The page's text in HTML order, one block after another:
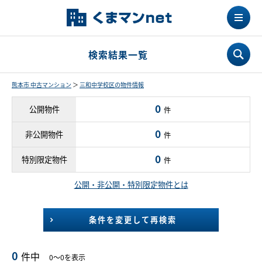
検索結果一覧
熊本市 中古マンション ＞ 三和中学校区の物件情報
公開物件 0 件
非公開物件 0 件
特別限定物件 0 件
公開・非公開・特別限定物件とは
条件を変更して再検索
0 件中 0～0を表示